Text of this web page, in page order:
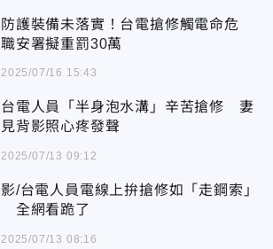
防護裝備未落實！台電搶修觸電命危
職安署擬重罰30萬
2025/07/16 15:43
台電人員「半身泡水溝」辛苦搶修 妻
見背影照心疼發聲
2025/07/13 09:12
影/台電人員電線上拚搶修如「走鋼索」
全網看跪了
2025/07/13 08:16